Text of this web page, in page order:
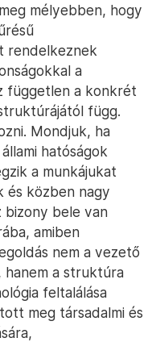
mélyebben, hogy
rendelkeznek
a
független a konkrét
függ.
Mondjuk, ha
hatóságok
a munkájukat
és közben nagy
bizony bele van
amiben
nem a vezető
hanem a struktúra
feltalálása
meg társadalmi és